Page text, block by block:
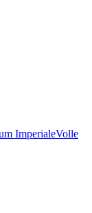
ImperialeVolle